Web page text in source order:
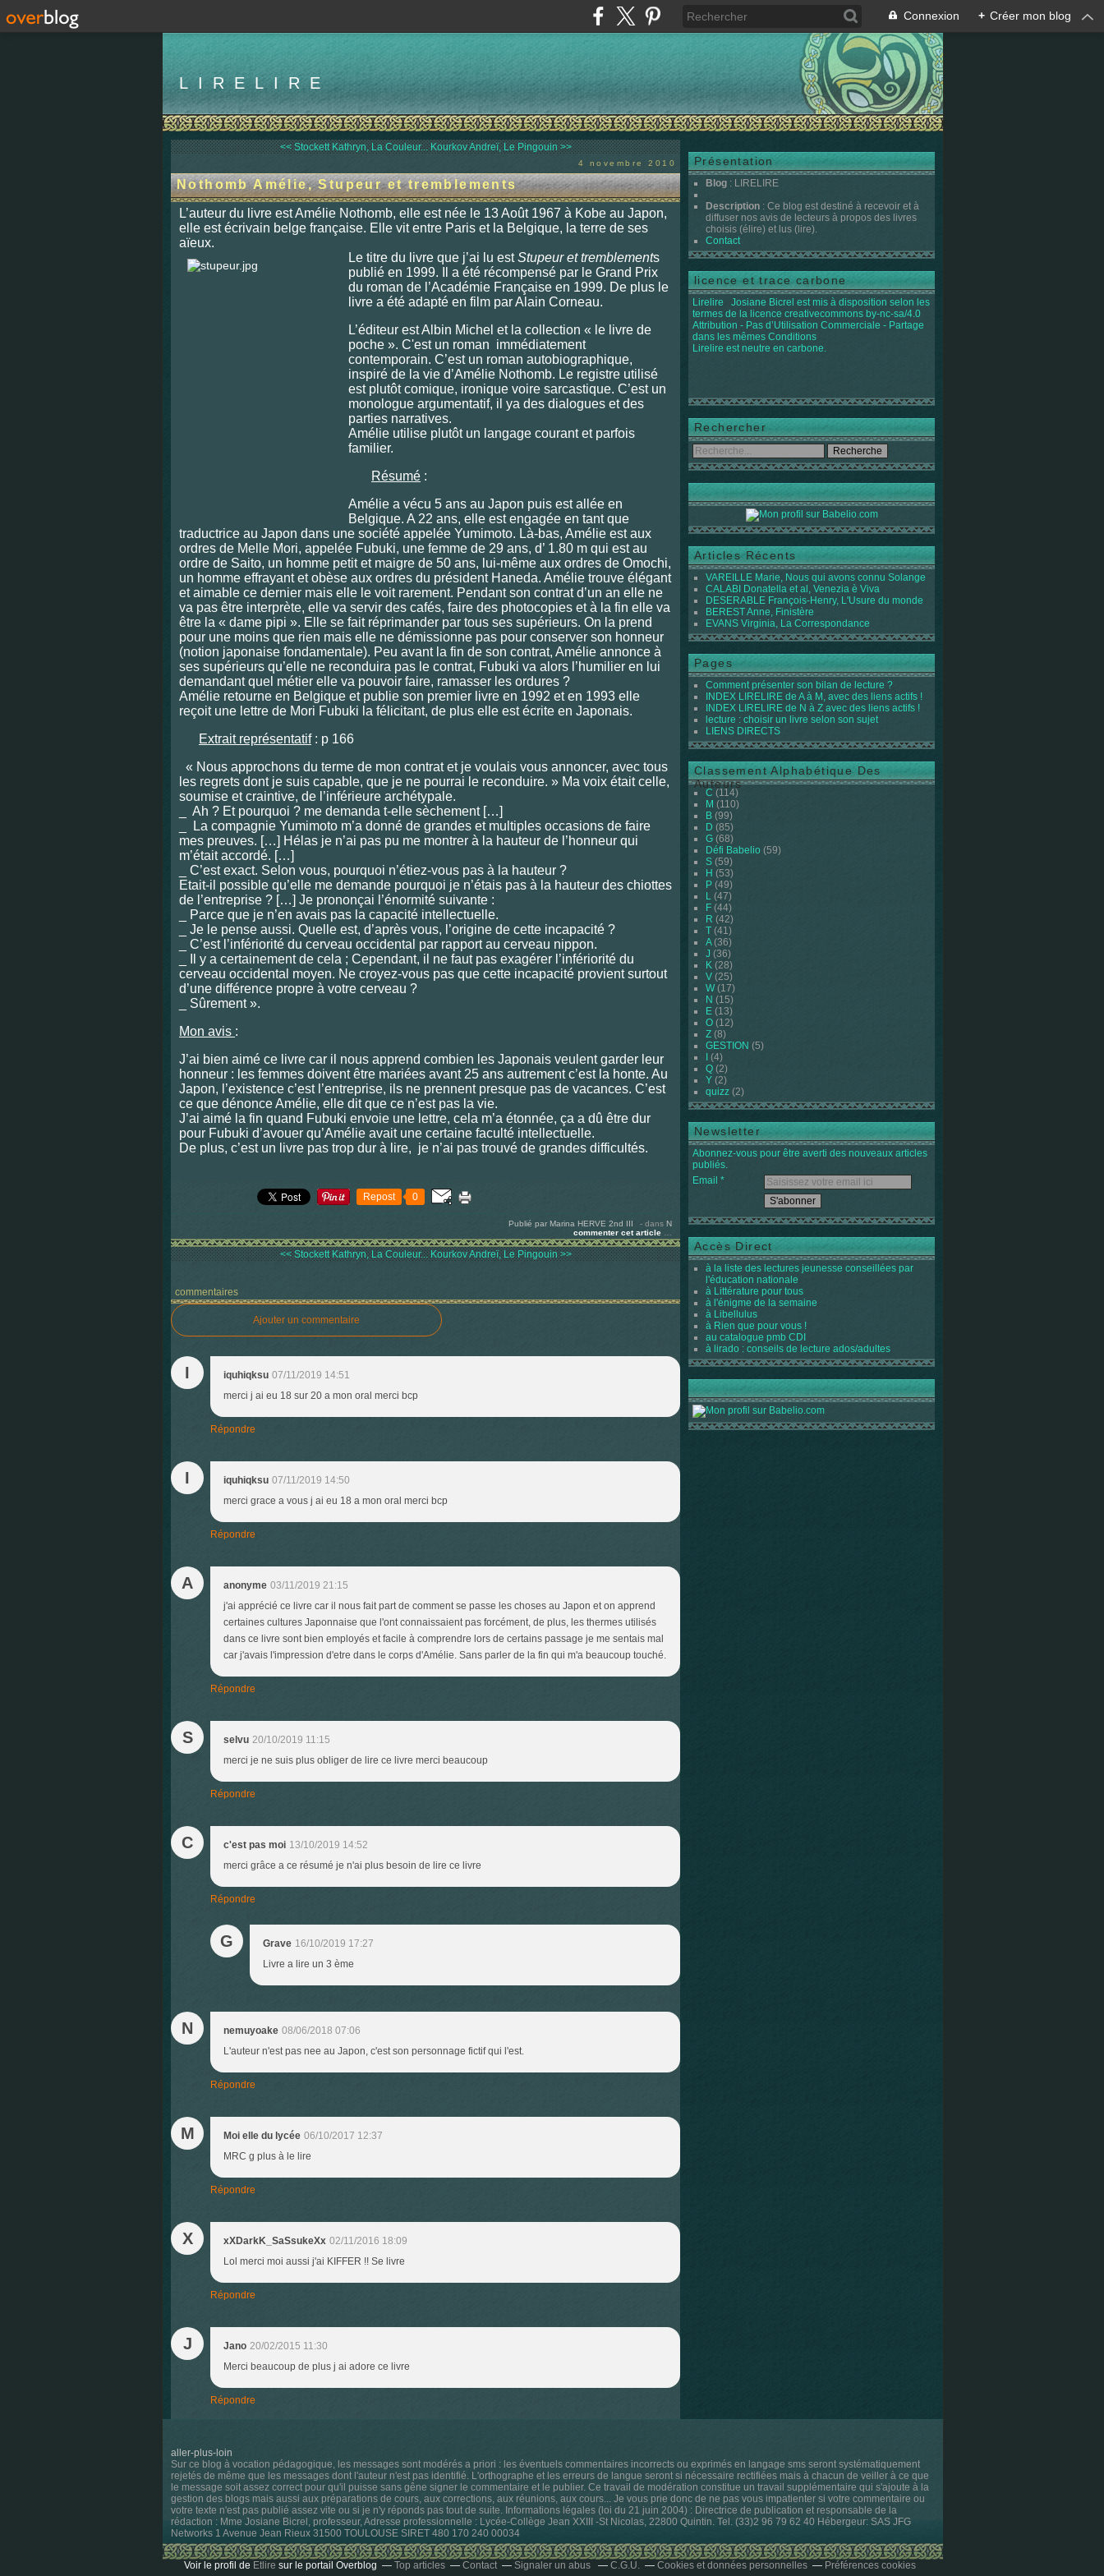
Connexion + Créer mon blog
LIRELIRE
<< Stockett Kathryn, La Couleur... Kourkov Andreï, Le Pingouin >>
4 novembre 2010
Nothomb Amélie, Stupeur et tremblements
L’auteur du livre est Amélie Nothomb, elle est née le 13 Août 1967 à Kobe au Japon,
elle est écrivain belge française. Elle vit entre Paris et la Belgique, la terre de ses
aïeux.
Le titre du livre que j’ai lu estStupeur et tremblements
publié en 1999. Il a été récompensé par le Grand Prix
du roman de l’Académie Française en 1999. De plus le
livre a été adapté en film par Alain Corneau.
L’éditeur est Albin Michel et la collection « le livre de
poche ». C'est un roman immédiatement
contemporain. C’est un roman autobiographique,
inspiré de la vie d’Amélie Nothomb. Le registre utilisé
est plutôt comique, ironique voire sarcastique. C’est un
monologue argumentatif, il ya des dialogues et des
parties narratives.
Amélie utilise plutôt un langage courant et parfois
familier.
Résumé :
Amélie a vécu 5 ans au Japon puis est allée en
Belgique. A 22 ans, elle est engagée en tant que
traductrice au Japon dans une société appelée Yumimoto. Là-bas, Amélie est aux
ordres de Melle Mori, appelée Fubuki, une femme de 29 ans, d’ 1.80 m qui est au
ordre de Saito, un homme petit et maigre de 50 ans, lui-même aux ordres de Omochi,
un homme effrayant et obèse aux ordres du président Haneda. Amélie trouve élégant
et aimable ce dernier mais elle le voit rarement. Pendant son contrat d’un an elle ne
va pas être interprète, elle va servir des cafés, faire des photocopies et à la fin elle va
être la « dame pipi ». Elle se fait réprimander par tous ses supérieurs. On la prend
pour une moins que rien mais elle ne démissionne pas pour conserver son honneur
(notion japonaise fondamentale). Peu avant la fin de son contrat, Amélie annonce à
ses supérieurs qu’elle ne reconduira pas le contrat, Fubuki va alors l’humilier en lui
demandant quel métier elle va pouvoir faire, ramasser les ordures ?
Amélie retourne en Belgique et publie son premier livre en 1992 et en 1993 elle
reçoit une lettre de Mori Fubuki la félicitant, de plus elle est écrite en Japonais.
Extrait représentatif: p 166
« Nous approchons du terme de mon contrat et je voulais vous annoncer, avec tous
les regrets dont je suis capable, que je ne pourrai le reconduire. » Ma voix était celle,
soumise et craintive, de l’inférieure archétypale.
_ Ah ? Et pourquoi ? me demanda t-elle sèchement […]
_ La compagnie Yumimoto m’a donné de grandes et multiples occasions de faire
mes preuves. […] Hélas je n’ai pas pu me montrer à la hauteur de l’honneur qui
m’était accordé. […]
_ C’est exact. Selon vous, pourquoi n’étiez-vous pas à la hauteur ?
Etait-il possible qu’elle me demande pourquoi je n’étais pas à la hauteur des chiottes
de l’entreprise ? […] Je prononçai l’énormité suivante :
_ Parce que je n’en avais pas la capacité intellectuelle.
_ Je le pense aussi. Quelle est, d’après vous, l’origine de cette incapacité ?
_ C’est l’infériorité du cerveau occidental par rapport au cerveau nippon.
_ Il y a certainement de cela ; Cependant, il ne faut pas exagérer l’infériorité du
cerveau occidental moyen. Ne croyez-vous pas que cette incapacité provient surtout
d’une différence propre à votre cerveau ?
_ Sûrement ».
Mon avis :
J’ai bien aimé ce livre car il nous apprend combien les Japonais veulent garder leur
honneur : les femmes doivent être mariées avant 25 ans autrement c’est la honte. Au
Japon, l’existence c’est l’entreprise, ils ne prennent presque pas de vacances. C’est
ce que dénonce Amélie, elle dit que ce n’est pas la vie.
J’ai aimé la fin quand Fubuki envoie une lettre, cela m’a étonnée, ça a dû être dur
pour Fubuki d’avouer qu’Amélie avait une certaine faculté intellectuelle.
De plus, c’est un livre pas trop dur à lire, je n’ai pas trouvé de grandes difficultés.
Repost 0
Publié par Marina HERVE 2nd III - dans N
commenter cet article
<< Stockett Kathryn, La Couleur... Kourkov Andreï, Le Pingouin >>
commentaires
Ajouter un commentaire
I iquhiqksu 07/11/2019 14:51
merci j ai eu 18 sur 20 a mon oral merci bcp
Répondre
I iquhiqksu 07/11/2019 14:50
merci grace a vous j ai eu 18 a mon oral merci bcp
Répondre
A anonyme 03/11/2019 21:15
j'ai apprécié ce livre car il nous fait part de comment se passe les choses au Japon et on apprend
certaines cultures Japonnaise que l'ont connaissaient pas forcément, de plus, les thermes utilisés
dans ce livre sont bien employés et facile à comprendre lors de certains passage je me sentais mal
car j'avais l'impression d'etre dans le corps d'Amélie. Sans parler de la fin qui m'a beaucoup touché.
Répondre
S selvu 20/10/2019 11:15
merci je ne suis plus obliger de lire ce livre merci beaucoup
Répondre
C c'est pas moi 13/10/2019 14:52
merci grâce a ce résumé je n'ai plus besoin de lire ce livre
Répondre
G Grave 16/10/2019 17:27
Livre a lire un 3 ème
N nemuyoake 08/06/2018 07:06
L'auteur n'est pas nee au Japon, c'est son personnage fictif qui l'est.
Répondre
M Moi elle du lycée 06/10/2017 12:37
MRC g plus à le lire
Répondre
X xXDarkK_SaSsukeXx 02/11/2016 18:09
Lol merci moi aussi j'ai KIFFER !! Se livre
Répondre
J Jano 20/02/2015 11:30
Merci beaucoup de plus j ai adore ce livre
Répondre
Présentation
Blog : LIRELIRE
Description : Ce blog est destiné à recevoir et à
diffuser nos avis de lecteurs à propos des livres
choisis (élire) et lus (lire).
Contact
licence et trace carbone
Lirelire Josiane Bicrel est mis à disposition selon les
termes de la licence creativecommons by-nc-sa/4.0
Attribution - Pas d’Utilisation Commerciale - Partage
dans les mêmes Conditions
Lirelire est neutre en carbone.
Rechercher
Articles Récents
VAREILLE Marie, Nous qui avons connu Solange
CALABI Donatella et al, Venezia è Viva
DESERABLE François-Henry, L'Usure du monde
BEREST Anne, Finistère
EVANS Virginia, La Correspondance
Pages
Comment présenter son bilan de lecture ?
INDEX LIRELIRE de A à M, avec des liens actifs !
INDEX LIRELIRE de N à Z avec des liens actifs !
lecture : choisir un livre selon son sujet
LIENS DIRECTS
Classement Alphabétique Des
Auteurs
C (114)
M (110)
B (99)
D (85)
G (68)
Défi Babelio (59)
S (59)
H (53)
P (49)
L (47)
F (44)
R (42)
T (41)
A(36)
J (36)
K (28)
V (25)
W(17)
N (15)
E (13)
O (12)
Z (8)
GESTION (5)
(4)
Q (2)
Y (2)
quizz (2)
Newsletter
Abonnez-vous pour être averti des nouveaux articles
publiés.
Email
Accès Direct
à la liste des lectures jeunesse conseillées par
l'éducation nationale
à Littérature pour tous
à l'énigme de la semaine
à Libellulus
à Rien que pour vous !
au catalogue pmb CDI
à lirado : conseils de lecture ados/adultes
aller-plus-loin
Sur ce blog à vocation pédagogique, les messages sont modérés a priori : les éventuels commentaires incorrects ou exprimés en langage sms seront systématiquement
rejetés de même que les messages dont l'auteur n'est pas identifié. L'orthographe et les erreurs de langue seront si nécessaire rectifiées mais à chacun de veiller à ce que
le message soit assez correct pour qu'il puisse sans gêne signer le commentaire et le publier. Ce travail de modération constitue un travail supplémentaire qui s'ajoute à la
gestion des blogs mais aussi aux préparations de cours, aux corrections, aux réunions, aux cours... Je vous prie donc de ne pas vous impatienter si votre commentaire ou
votre texte n'est pas publié assez vite ou si je n'y réponds pas tout de suite. Informations légales (loi du 21 juin 2004) : Directrice de publication et responsable de la
rédaction : Mme Josiane Bicrel, professeur, Adresse professionnelle : Lycée-Collège Jean XXIII -St Nicolas, 22800 Quintin. Tel. (33)2 96 79 62 40 Hébergeur: SAS JFG
Networks 1 Avenue Jean Rieux 31500 TOULOUSE SIRET 480 170 240 00034
Voir le profil de Etlire sur le portail Overblog Top articles Contact Signaler un abus C.G.U. Cookies et données personnelles Préférences cookies